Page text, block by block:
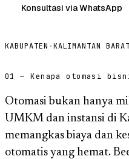
Konsultasi via WhatsApp
KABUPATEN ·KALIMANTAN BARAT
01 — Kenapa otomasi
Otomasi bukan hanya
UMKM dan instansi di
memangkas biaya dan
otomatis yang hemat.